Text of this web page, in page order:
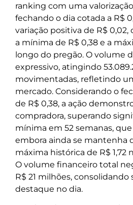
ranking com uma valorização
fechando o dia cotada a R$
variação positiva de R$
a mínima de R$ 0,38 e a
longo do pregão. O volume
expressivo, atingindo
movimentadas, refletindo
mercado. Considerando o
de R$ 0,38, a ação
compradora, superando
mínima em 52 semanas, que
embora ainda se mantenha
máxima histórica de R$ 1,72
O volume financeiro total
R$ 21 milhões, consolidando
destaque no dia.